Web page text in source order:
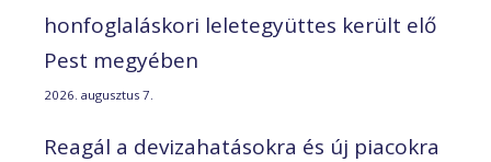
honfoglaláskori leletegyüttes került elő
Pest megyében
2026. augusztus 7.
Reagál a devizahatásokra és új piacokra